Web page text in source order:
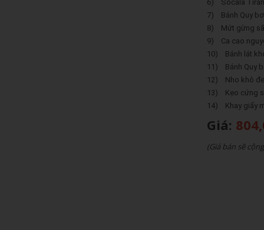
6) Socala
7) Bánh Quy bơ
8) Mứt gừng
9) Ca cao
10) Bánh lát
11) Bánh Quy
12) Nho khô
13) Kẹo cứng
14) Khay giấy
Giá: 804
(Giá bán sẽ